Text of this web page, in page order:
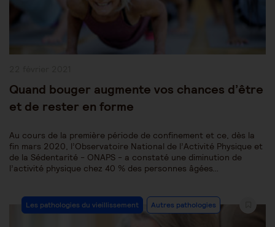
Quand bouger augmente vos chances d’être
et de rester en forme
Au cours de la première période de confinement et ce, dès la
fin mars 2020, l’Observatoire National de l’Activité Physique et
de la Sédentarité - ONAPS - a constaté une diminution de
l’activité physique chez 40 % des personnes âgées…
Post
Category:
Les pathologies du vieillissement Autres pathologies